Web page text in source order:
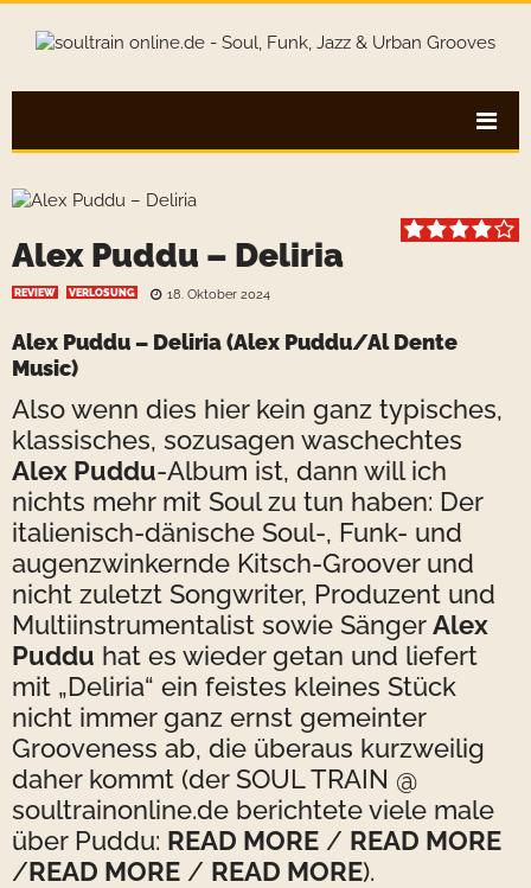
Alex Puddu – Deliria
REVIEW VERLOSUNG 18. Oktober 2024
Alex Puddu – Deliria (Alex Puddu/Al Dente
Music)
Also wenn dies hier kein ganz typisches,
klassisches, sozusagen waschechtes
Alex Puddu-Album ist, dann will ich
nichts mehr mit Soul zu tun haben: Der
italienisch-dänische Soul-, Funk- und
augenzwinkernde Kitsch-Groover und
nicht zuletzt Songwriter, Produzent und
Multiinstrumentalist sowie SängerAlex
Puddu hat es wieder getan und liefert
mit „Deliria“ ein feistes kleines Stück
nicht immer ganz ernst gemeinter
Grooveness ab, die überaus kurzweilig
daher kommt (der SOUL TRAIN @
soultrainonline.de berichtete viele male
über Puddu: READ MORE / READ MORE
/READ MORE / READ MORE).